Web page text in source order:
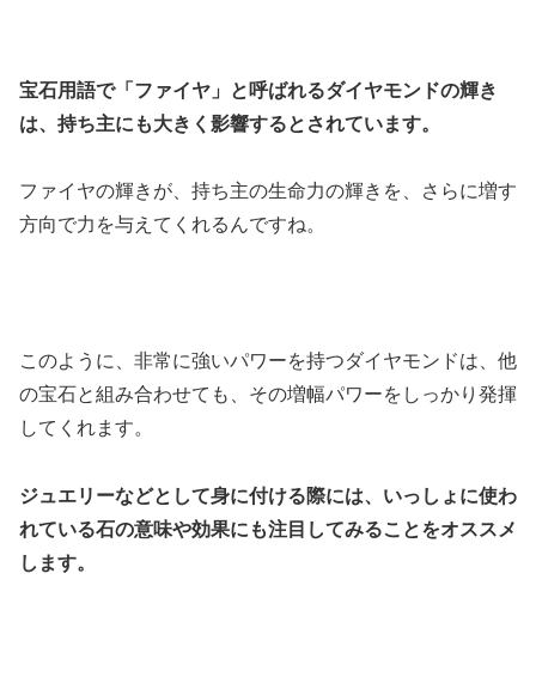
宝石用語で「ファイヤ」と呼ばれるダイヤモンドの輝き
は、持ち主にも大きく影響するとされています。
ファイヤの輝きが、持ち主の生命力の輝きを、さらに増す
方向で力を与えてくれるんですね。
このように、非常に強いパワーを持つダイヤモンドは、他
の宝石と組み合わせても、その増幅パワーをしっかり発揮
してくれます。
ジュエリーなどとして身に付ける際には、いっしょに使わ
れている石の意味や効果にも注目してみることをオススメ
します。